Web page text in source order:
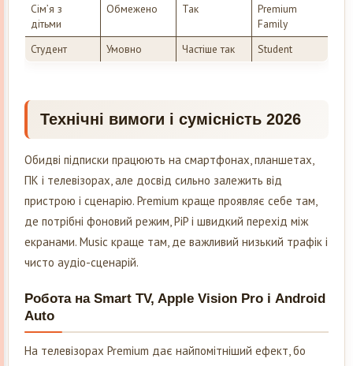
Сім’я з
дітьми
Обмежено Так
Premium
Family
Студент
Умовно Частіше так Student
Технічні вимоги і сумісність 2026
Обидві підписки працюють на смартфонах, планшетах,
ПК і телевізорах, але досвід сильно залежить від
пристрою і сценарію. Premium краще проявляє себе там,
де потрібні фоновий режим, PiP і швидкий перехід між
екранами. Music краще там, де важливий низький трафік і
чисто аудіо-сценарій.
Робота на Smart TV, Apple Vision Pro і Android
Auto
На телевізорах Premium дає найпомітніший ефект, бо